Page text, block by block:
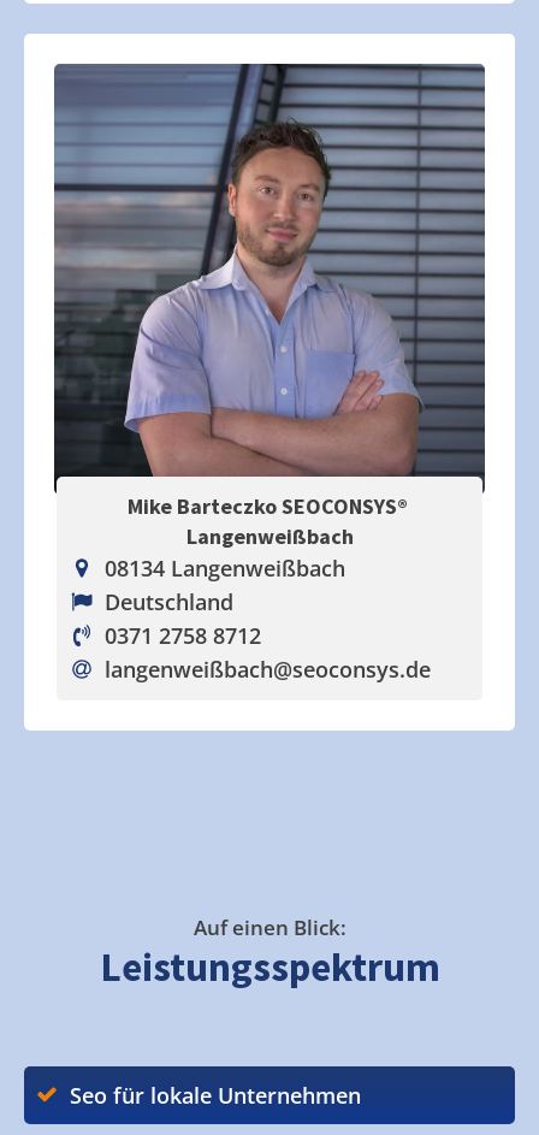
Mike Barteczko SEOCONSYS®
Langenweißbach
08134 Langenweißbach
Deutschland
0371 2758 8712
langenweißbach@seoconsys.de
Auf einen Blick:
Leistungsspektrum
Seo für lokale Unternehmen